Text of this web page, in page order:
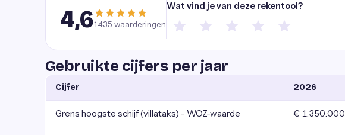
4,61.435 waarderingen
Wat vind je van deze rekentool?
Gebruikte cijfers per jaar
Cijfer 2026
Grens hoogste schijf (villataks) - WOZ-waarde € 1.350.000